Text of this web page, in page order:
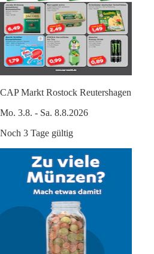
CAP Markt Rostock Reutershagen
Mo. 3.8. - Sa. 8.8.2026
Noch 3 Tage gültig